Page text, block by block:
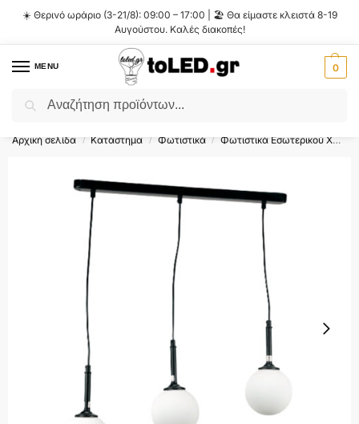
☀️ Θερινό ωράριο (3-21/8): 09:00 – 17:00 | 🏖️ Θα είμαστε κλειστά 8-19
Αυγούστου. Καλές διακοπές!
MENU 0
Flash Sale ⚡ 10% Έκπτωση με τον κωδικό
Αρχική σελίδα / Κατάστημα / Φωτιστικά / Φωτιστικά Εσωτερικού Χώρου